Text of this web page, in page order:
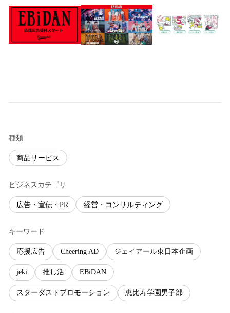
種類
商品サービス
ビジネスカテゴリ
広告・宣伝・PR 経営・コンサルティング
キーワード
応援広告 Cheering AD ジェイアール東日本企画
jeki 推し活 EBiDAN
スターダストプロモーション 恵比寿学園男子部